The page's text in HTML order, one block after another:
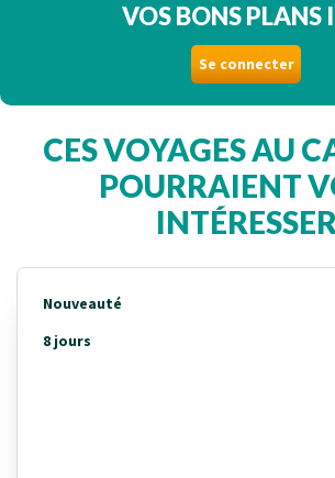
VOS BONS PLANS
Se connecter
CES VOYAGES AU
POURRAIENT
INTÉRESSER
Nouveauté
8 jours